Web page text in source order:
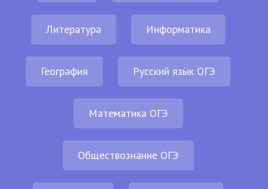
Литература Информатика
География Русский язык ОГЭ
Математика ОГЭ
Обществознание ОГЭ